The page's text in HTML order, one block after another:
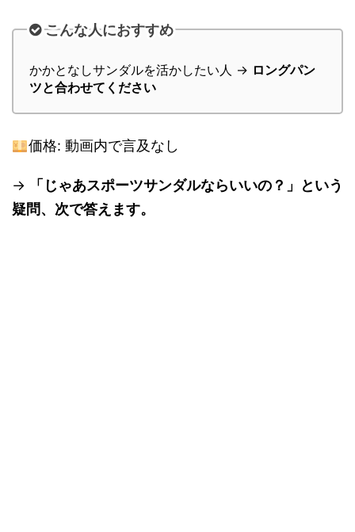
こんな人におすすめ
かかとなしサンダルを活かしたい人 → ロングパン
ツと合わせてください
価格: 動画内で言及なし
→
「じゃあスポーツサンダルならいいの？」という
疑問、次で答えます。